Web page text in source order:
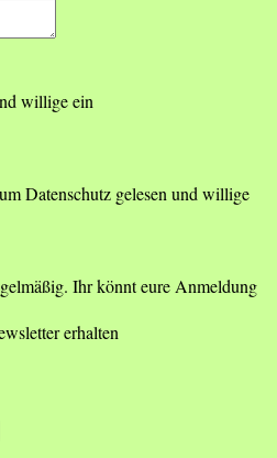
willige ein
Datenschutz gelesen und willige
Ihr könnt eure Anmeldung
erhalten